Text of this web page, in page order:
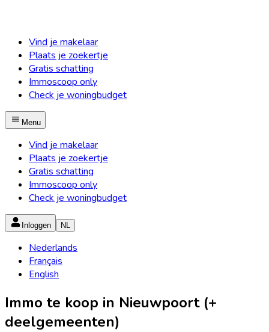
Vind je makelaar
Plaats je zoekertje
Gratis schatting
Immoscoop only
Check je woningbudget
Menu
Vind je makelaar
Plaats je zoekertje
Gratis schatting
Immoscoop only
Check je woningbudget
Inloggen NL
Nederlands
Français
English
Immo te koop in Nieuwpoort (+
deelgemeenten)